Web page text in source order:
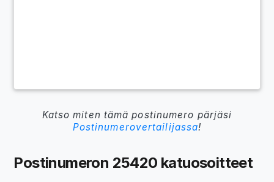
Katso miten tämä postinumero pärjäsi
Postinumerovertailijassa!
Postinumeron 25420 katuosoitteet